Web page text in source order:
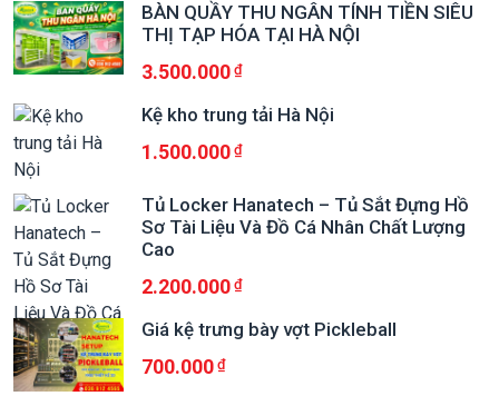
BÀN QUẦY THU NGÂN TÍNH TIỀN SIÊU
THỊ TẠP HÓA TẠI HÀ NỘI
3.500.000
Kệ kho trung tải Hà Nội
1.500.000
Tủ Locker Hanatech – Tủ Sắt Đựng Hồ
Sơ Tài Liệu Và Đồ Cá Nhân Chất Lượng
Cao
2.200.000
Giá kệ trưng bày vợt Pickleball
700.000